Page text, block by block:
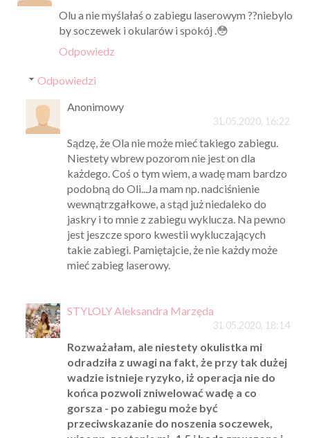
Olu a nie myślałaś o zabiegu laserowym ??niebylo
by soczewek i okularów i spokój .😳
Odpowiedz
Odpowiedzi
Anonimowy
31.05.2020, 16:22
Sądzę, że Ola nie może mieć takiego zabiegu.
Niestety wbrew pozorom nie jest on dla
każdego. Coś o tym wiem, a wadę mam bardzo
podobną do Oli...Ja mam np. nadciśnienie
wewnątrzgałkowe, a stąd już niedaleko do
jaskry i to mnie z zabiegu wyklucza. Na pewno
jest jeszcze sporo kwestii wykluczających
takie zabiegi. Pamiętajcie, że nie każdy może
mieć zabieg laserowy.
STYLOLY Aleksandra Marzęda
31.05.2020, 18:14
Rozważałam, ale niestety okulistka mi
odradziła z uwagi na fakt, że przy tak dużej
wadzie istnieje ryzyko, iż operacja nie do
końca pozwoli zniwelować wadę a co
gorsza - po zabiegu może być
przeciwskazanie do noszenia soczewek,